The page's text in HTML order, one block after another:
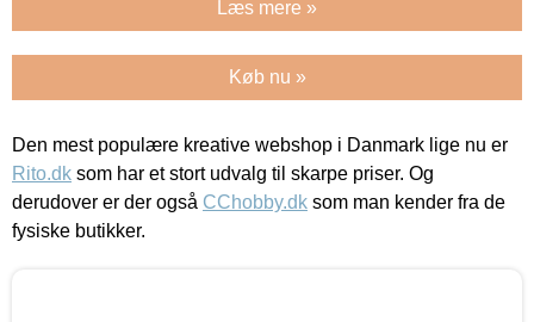
Læs mere »
Køb nu »
Den mest populære kreative webshop i Danmark lige nu er
Rito.dk som har et stort udvalg til skarpe priser. Og
derudover er der også CChobby.dk som man kender fra de
fysiske butikker.